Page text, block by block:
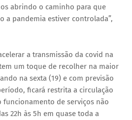
abrindo o caminho para que
a pandemia estiver controlada”,
a transmissão da covid na
um toque de recolher na maior
na sexta (19) e com previsão
ficará restrita a circulação
funcionamento de serviços não
22h às 5h em quase toda a